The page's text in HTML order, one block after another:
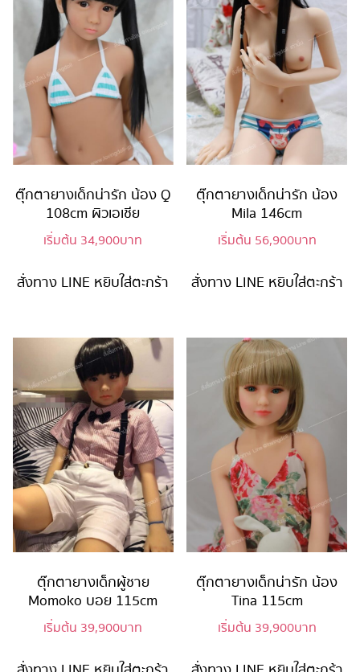
ตุ๊กตายางเด็กน่ารัก น้อง Q
108cm ผิวเอเชีย
เริ่มต้น 34,900บาท
สั่งทาง LINE หยิบใส่ตะกร้า
ตุ๊กตายางเด็กน่ารัก น้อง
Mila 146cm
เริ่มต้น 56,900บาท
สั่งทาง LINE หยิบใส่ตะกร้า
ตุ๊กตายางเด็กผู้ชาย
Momoko บอย 115cm
เริ่มต้น 39,900บาท
ตุ๊กตายางเด็กน่ารัก น้อง
Tina 115cm
เริ่มต้น 39,900บาท